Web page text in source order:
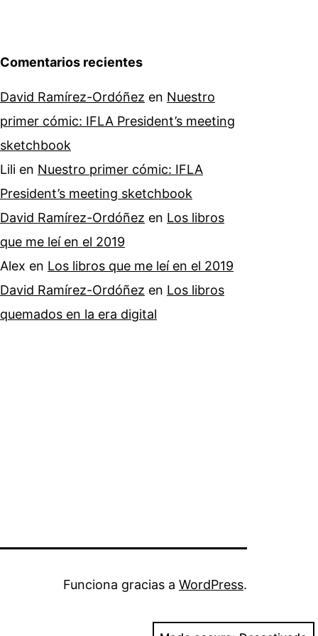
Comentarios recientes
David Ramírez-Ordóñez en Nuestro
primer cómic: IFLA President’s meeting
sketchbook
Lili en Nuestro primer cómic: IFLA
President’s meeting sketchbook
David Ramírez-Ordóñez en Los libros
que me leí en el 2019
Alex en Los libros que me leí en el 2019
David Ramírez-Ordóñez en Los libros
quemados en la era digital
Funciona gracias a WordPress.